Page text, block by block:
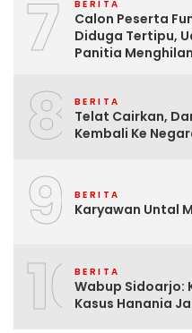
7 BERITA
Calon Peserta
Diduga Tertipu,
Panitia
8 BERITA
Telat Cairkan,
Kembali Ke
9 BERITA
Karyawan Untal
10BERITA
Wabup Sidoarjo:
Kasus Hanania